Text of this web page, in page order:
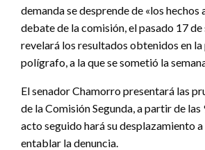
demanda se desprende de «los hechos
debate de la comisión, el pasado 17
revelará los resultados obtenidos en la
polígrafo, a la que se sometió la
El senador Chamorro presentará las
de la Comisión Segunda, a partir de las
acto seguido hará su desplazamiento
entablar la denuncia.